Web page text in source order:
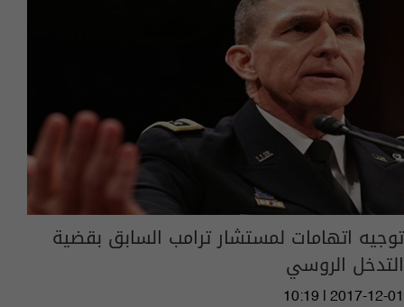
توجيه اتهامات لمستشار ترامب السابق بقضية
التدخل الروسي
10:19 | 2017-12-01